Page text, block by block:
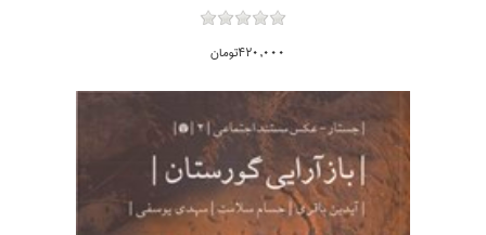
420,000تومان